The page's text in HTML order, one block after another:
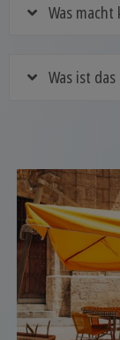
Was macht
Was ist